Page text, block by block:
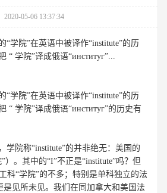
2020-05-06 13:37:34
“学院”在英语中被译作“institute”的历
“ 学院”译成俄语“институг”...
“学院”在英语中被译作“institute”的历
“ 学院”译成俄语“институг”的历史有
学院称“institute”的并非绝无：美国的
）。其中的“I”不正是“institute”吗？但
科“学院”的不多；特别是单科独立的法
是见所未见。我们在同加拿大和美国法